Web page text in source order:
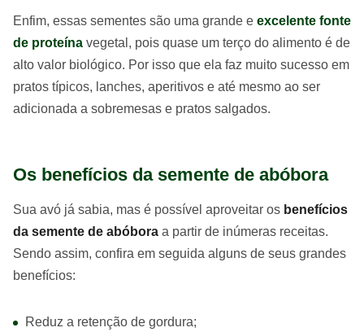
Enfim, essas sementes são uma grande e excelente fonte
de proteína vegetal, pois quase um terço do alimento é de
alto valor biológico. Por isso que ela faz muito sucesso em
pratos típicos, lanches, aperitivos e até mesmo ao ser
adicionada a sobremesas e pratos salgados.
Os benefícios da semente de abóbora
Sua avó já sabia, mas é possível aproveitar os benefícios
da semente de abóbora a partir de inúmeras receitas.
Sendo assim, confira em seguida alguns de seus grandes
benefícios:
Reduz a retenção de gordura;